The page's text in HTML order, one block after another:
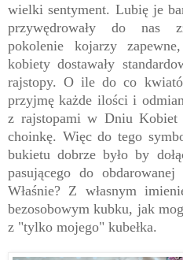
wielki sentyment. Lubię je
przywędrowały do nas
pokolenie kojarzy
kobiety dostawały
rajstopy. O ile do co
przyjmę każde ilości i
z rajstopami w Dniu Kobiet
choinkę. Więc do tego
bukietu dobrze było by
pasującego do
Właśnie? Z własnym
bezosobowym kubku, jak
z "tylko mojego" kubełka.